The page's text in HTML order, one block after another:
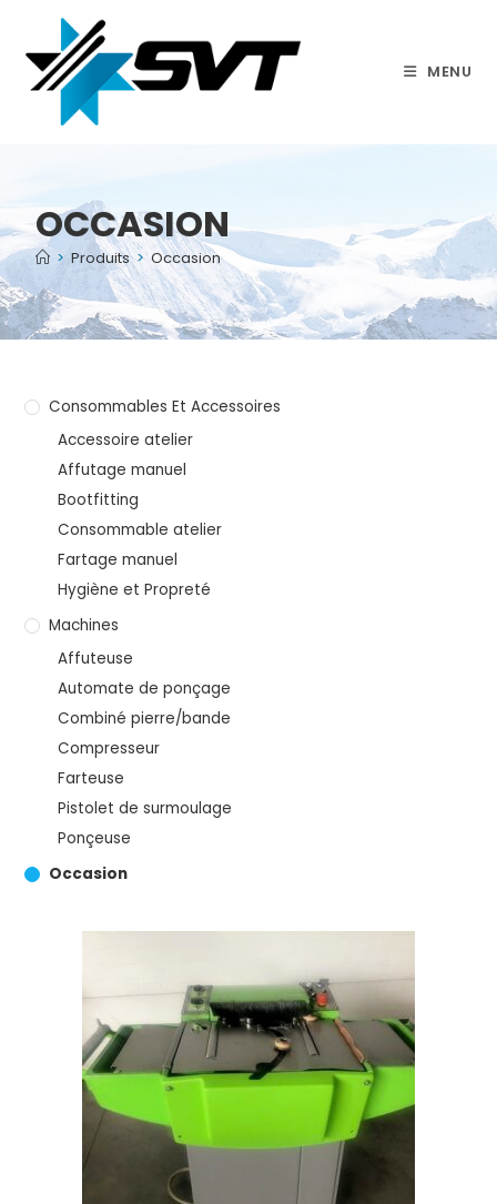
MENU
OCCASION
> Produits > Occasion
Consommables Et Accessoires
Accessoire atelier
Affutage manuel
Bootfitting
Consommable atelier
Fartage manuel
Hygiène et Propreté
Machines
Affuteuse
Automate de ponçage
Combiné pierre/bande
Compresseur
Farteuse
Pistolet de surmoulage
Ponçeuse
Occasion